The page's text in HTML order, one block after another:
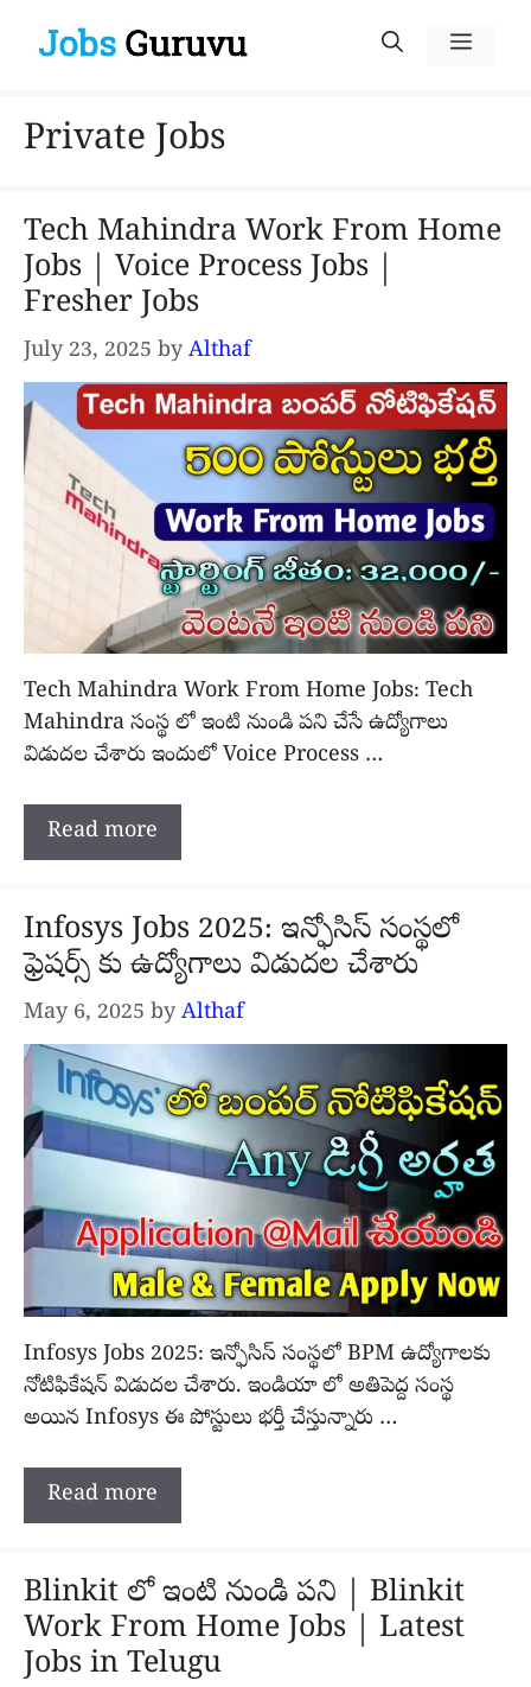
Menu
Private Jobs
Tech Mahindra Work From Home
Jobs | Voice Process Jobs |
Fresher Jobs
July 23, 2025 by Althaf
Tech Mahindra Work From Home Jobs: Tech
Mahindra సంస్థ లో ఇంటి నుండి పని చేసే ఉద్యోగాలు
విడుదల చేశారు ఇందులో Voice Process …
Read more
Infosys Jobs 2025: ఇన్ఫోసిస్ సంస్థలో
ఫ్రెషర్స్ కు ఉద్యోగాలు విడుదల చేశారు
May 6, 2025 by Althaf
Infosys Jobs 2025: ఇన్ఫోసిస్ సంస్థలో BPM ఉద్యోగాలకు
నోటిఫికేషన్ విడుదల చేశారు. ఇండియా లో అతిపెద్ద సంస్థ
అయిన Infosys ఈ పోస్టులు భర్తీ చేస్తున్నారు …
Read more
Blinkit లో ఇంటి నుండి పని | Blinkit
Work From Home Jobs | Latest
Jobs in Telugu